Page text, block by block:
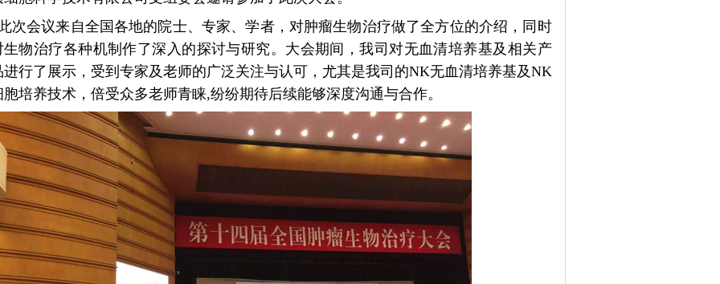
次会议来自全国各地的院士、专家、学者，对肿瘤生物治疗做了全方位的介绍，同时
生物治疗各种机制作了深入的探讨与研究。大会期间，我司对无血清培养基及相关产
进行了展示，受到专家及老师的广泛关注与认可，尤其是我司的NK无血清培养基及NK
胞培养技术，倍受众多老师青睐,纷纷期待后续能够深度沟通与合作。